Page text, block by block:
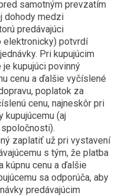
samotným prevzatím
dohody medzi
predávajúci
elektronicky) potvrdí
Pri kupujúcim
kupujúci povinný
cenu a ďalšie vyčíslené
poplatok za
cenu, najneskôr pri
kupujúcemu (aj
zaplatiť už pri vystavení
s tým, že platba
kúpnu cenu a ďalšie
sa odporúča, aby
predávajúcim